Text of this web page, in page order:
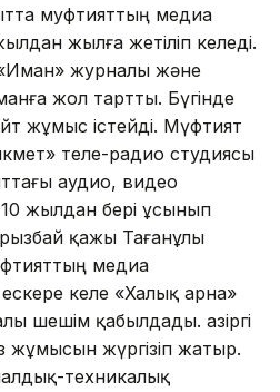
муфтияттың медиа
жылға жетіліп келеді.
журналы және
жол тартты. Бүгінде
жұмыс істейді. Мүфтият
теле-радио студиясы
аудио, видео
жылдан бері ұсынып
қажы Тағанұлы
медиа
келе «Халық арна»
шешім қабылдады. Қазіргі
жұмысын жүргізіп жатыр.
техникалық